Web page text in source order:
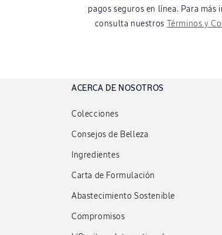
pagos seguros en línea. Para más
consulta nuestros
Términos y
ACERCA DE NOSOTROS
Colecciones
Consejos de Belleza
Ingredientes
Carta de Formulación
Abastecimiento Sostenible
Compromisos